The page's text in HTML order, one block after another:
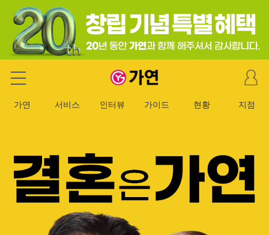
가연 결혼정보회사
마
이
이
가연 서비스 인터뷰 가이드 현황 지점